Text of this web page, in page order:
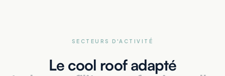
SECTEURS D'ACTIVITÉ
Le cool roof adapté